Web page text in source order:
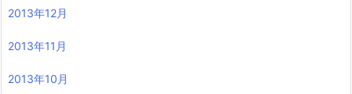
2013年12月
2013年11月
2013年10月